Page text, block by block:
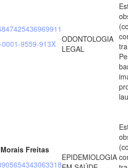
9559-913X ODONTOLOGIA
LEGAL
Freitas
EPIDEMIOLOGIA